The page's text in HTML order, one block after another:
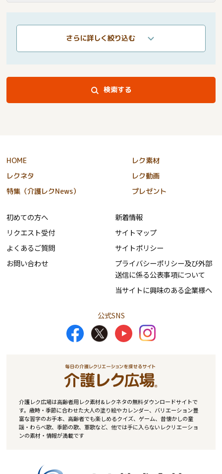
さらに詳しく絞り込む
検索する
HOME
レク素材
レクネタ
レク動画
特集（介護レクNews）
プレゼント
初めての方へ
リクエスト受付
よくあるご質問
お問い合わせ
新着情報
サイトマップ
サイトポリシー
プライバシーポリシー及び外部
送信に係る公表事項について
当サイトに興味のある企業様へ
公式SNS
介護レク広場は高齢者用レク素材&レクネタの無料ダウンロードサイトで
す。歳時・季節に合わせた大人の塗り絵やカレンダー、バリエーション豊
富な習字のお手本、高齢者でも楽しめるクイズ、ゲーム、昔懐かしの童
謡・わらべ歌、季節の歌、軍歌など、他では手に入らないレクリエーショ
ンの素材・情報が満載です